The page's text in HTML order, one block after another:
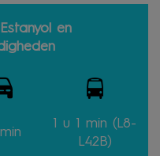
en
1 u 1 min (L8-
L42B)